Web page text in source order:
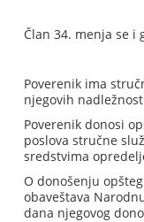
Član 34. menja se i
Poverenik ima
njegovih
Poverenik donosi
poslova stručne
sredstvima
O donošenju
obaveštava
dana njegovog